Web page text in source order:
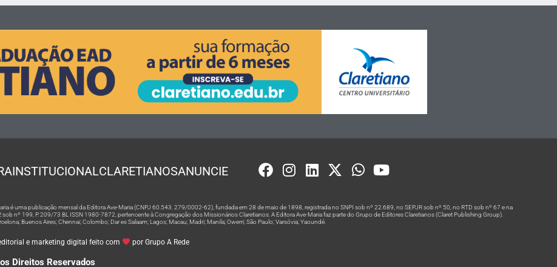
INSTITUCIONALCLARETIANOSANUNCIE
é uma publicação mensal da Editora Ave-Maria (CNPJ 60.543. 279/0002-62), fundada em 28 de maio de 1898, registrada no SNPI sob nº 22.689, no SEPJR sob nº 50, no RTD sob nº 67 e na
sob nº 199, P. 209/73 BL ISSN 1980-7872, pertencente à Congregação dos Missionários Claretianos. A Editora Ave-Maria faz parte do Grupo de Editores Claretianos (Claret Publishing Group).
Buenos Aires; Chennai; Colombo; Dar es Salaam; Lagos; Macau; Madri; Manila; Owerri; São Paulo; Varsóvia; Yaoundé.
e marketing digital feito com por Grupo A Rede
Direitos Reservados